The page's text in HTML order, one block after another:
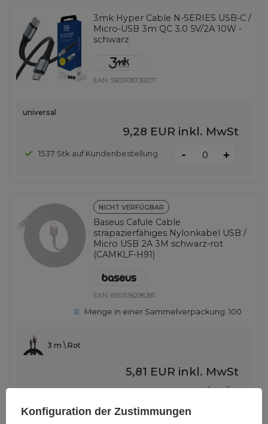
3mk Hyper Cable N-SERIES USB-C /
Micro-USB 3m QC 3.0 5V/2A 10W -
schwarz
EAN: 5903108739207
universal
9,28 EUR inkl. MwSt
1537 Stk auf Kundenbestellung - +
NICHT VERFÜGBAR
Baseus Cafule Cable
strapazierfähiges Nylonkabel USB /
Micro USB 2A 3M schwarz-rot
(CAMKLF-H91)
EAN:6953156296381
Menge in einer Sammelverpackung:100
3 m \ Rot
5,81 EUR inkl. MwSt
über die
Konfiguration der Zustimmungen